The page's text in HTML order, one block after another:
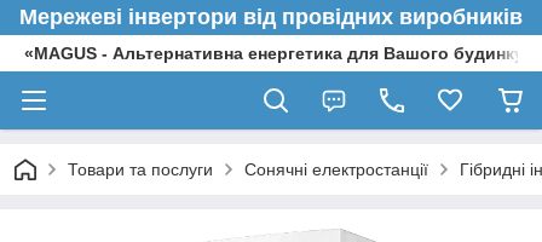
Мережеві інвертори від провідних виробників
«MAGUS - Альтернативна енергетика для Вашого будинку»
Товари та послуги Сонячні електростанції Гібридні